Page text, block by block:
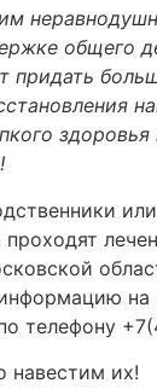
общего
придать
здоровья
проходят
на
телефону
навестим их!